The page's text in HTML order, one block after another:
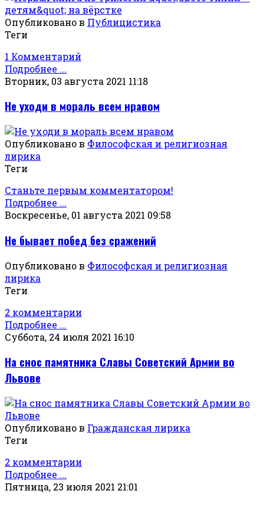
Опубликовано в Публицистика
Теги
1 Комментарий
Подробнее ...
Вторник, 03 августа 2021 11:18
Не уходи в мораль всем нравом
Опубликовано в Философская и религиозная
лирика
Теги
Станьте первым комментатором!
Подробнее ...
Воскресенье, 01 августа 2021 09:58
Не бывает побед без сражений
Опубликовано в Философская и религиозная
лирика
Теги
2 комментарии
Подробнее ...
Суббота, 24 июля 2021 16:10
На снос памятника Славы Советский Армии во
Львове
Опубликовано в Гражданская лирика
Теги
2 комментарии
Подробнее ...
Пятница, 23 июля 2021 21:01